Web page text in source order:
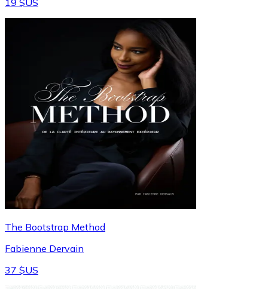
19 $US
The Bootstrap Method
Fabienne Dervain
37 $US